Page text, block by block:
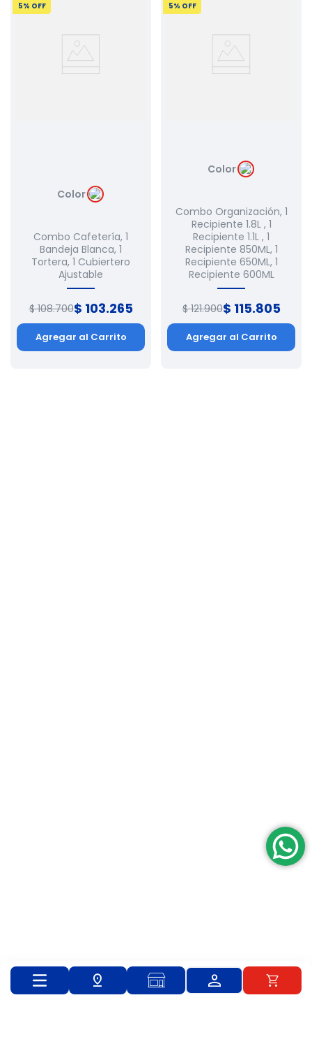
5% OFF
Color
Combo Cafetería, 1
Bandeja Blanca, 1
Tortera, 1 Cubiertero
Ajustable
$ 108.700$ 103.265
Agregar al Carrito
5% OFF
Color
Combo Organización, 1
Recipiente 1.8L , 1
Recipiente 1.1L , 1
Recipiente 850ML, 1
Recipiente 650ML, 1
Recipiente 600ML
$ 121.900$ 115.805
Agregar al Carrito